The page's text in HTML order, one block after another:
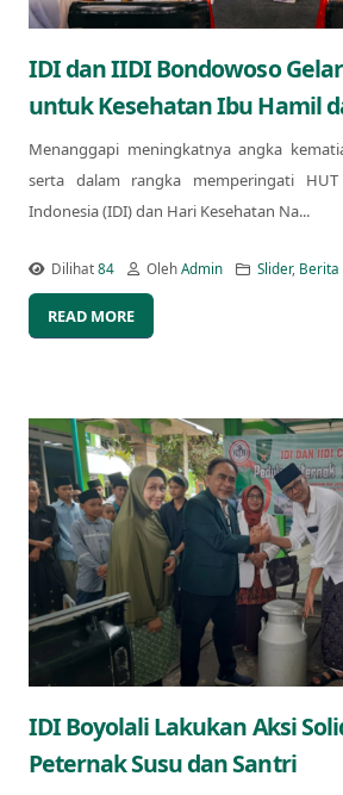
IDI dan IIDI Bondowoso
untuk Kesehatan Ibu Hamil
Menanggapi meningkatnya angka
serta dalam rangka memperingati
Indonesia (IDI) dan Hari Kesehatan Na...
Dilihat84 OlehAdmin Slider, Berita
READ MORE
IDI Boyolali Lakukan Aksi
Peternak Susu dan Santri